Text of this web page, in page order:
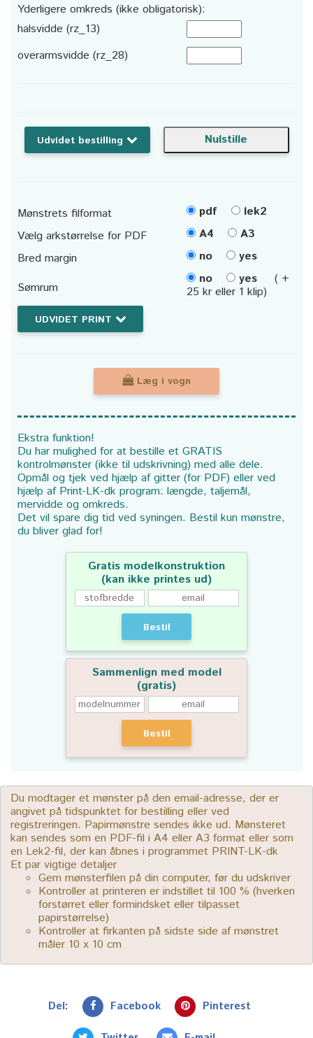
Yderligere omkreds (ikke obligatorisk):
halsvidde (rz_13)
overarmsvidde (rz_28)
Udvidet bestilling
Mønstrets filformat pdf
lek2
Vælg arkstørrelse for PDF
A4
A3
Bred margin
no
yes
Sømrum
no yes
( +
25 kr eller 1 klip)
UDVIDET PRINT
Læg i vogn
Ekstra funktion!
Du har mulighed for at bestille et GRATIS
kontrolmønster (ikke til udskrivning) med alle dele.
Opmål og tjek ved hjælp af gitter (for PDF) eller ved
hjælp af Print-LK-dk program: længde, taljemål,
mervidde og omkreds.
Det vil spare dig tid ved syningen. Bestil kun mønstre,
du bliver glad for!
Gratis modelkonstruktion
(kan ikke printes ud)
Bestil
Sammenlign med model
(gratis)
Bestil
Du modtager et mønster på den email-adresse, der er
angivet på tidspunktet for bestilling eller ved
registreringen. Papirmønstre sendes ikke ud. Mønsteret
kan sendes som en PDF-fil i A4 eller A3 format eller som
en Lek2-fil, der kan åbnes i programmet PRINT-LK-dk
Et par vigtige detaljer
Gem mønsterfilen på din computer, før du udskriver
Kontroller at printeren er indstillet til 100 % (hverken
forstørret eller formindsket eller tilpasset
papirstørrelse)
Kontroller at firkanten på sidste side af mønstret
måler 10 x 10 cm
Del: Facebook Pinterest